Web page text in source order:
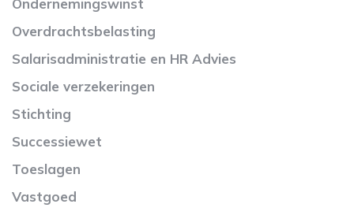
Ondernemingswinst
Overdrachtsbelasting
Salarisadministratie en HR Advies
Sociale verzekeringen
Stichting
Successiewet
Toeslagen
Vastgoed